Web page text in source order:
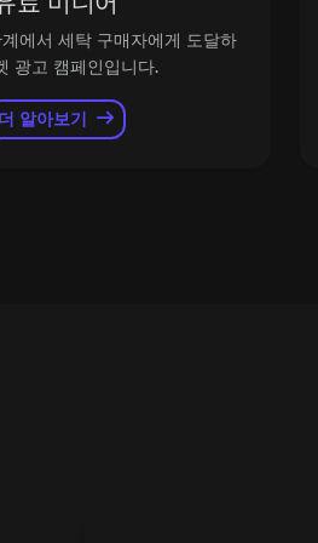
에서 세탁 구매자에게 도달하
광고 캠페인입니다.
더 알아보기